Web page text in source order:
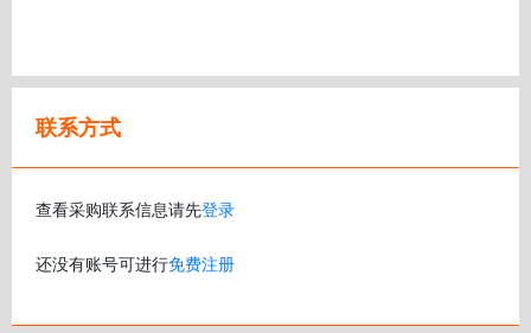
联系方式
查看采购联系信息请先登录
还没有账号可进行免费注册